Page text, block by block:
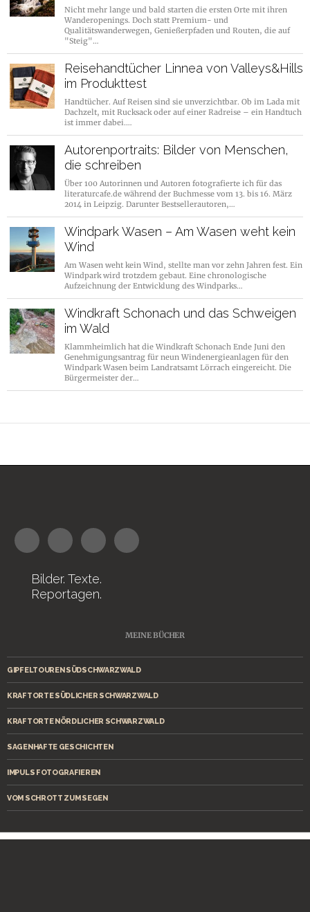
Nicht mehr lange und bald starten die ersten Orte mit ihren
Wanderopenings. Doch statt Premium- und
Qualitätswanderwegen, Genießerpfaden und Routen, die auf
"Steig"…
Reisehandtücher Linnea von Valleys&Hills
im Produkttest
Handtücher. Auf Reisen sind sie unverzichtbar. Ob im Lada mit
Dachzelt, mit Rucksack oder auf einer Radreise – ein Handtuch
ist immer dabei.…
Autorenportraits: Bilder von Menschen,
die schreiben
Über 100 Autorinnen und Autoren fotografierte ich für das
literaturcafe.de während der Buchmesse vom 13. bis 16. März
2014 in Leipzig. Darunter Bestsellerautoren,…
Windpark Wasen – Am Wasen weht kein
Wind
Am Wasen weht kein Wind, stellte man vor zehn Jahren fest. Ein
Windpark wird trotzdem gebaut. Eine chronologische
Aufzeichnung der Entwicklung des Windparks…
Windkraft Schonach und das Schweigen
im Wald
Klammheimlich hat die Windkraft Schonach Ende Juni den
Genehmigungsantrag für neun Windenergieanlagen für den
Windpark Wasen beim Landratsamt Lörrach eingereicht. Die
Bürgermeister der…
Bilder. Texte.
Reportagen.
MEINE BÜCHER
GIPFELTOUREN SÜDSCHWARZWALD
KRAFTORTE SÜDLICHER SCHWARZWALD
KRAFTORTE NÖRDLICHER SCHWARZWALD
SAGENHAFTE GESCHICHTEN
IMPULS FOTOGRAFIEREN
VOM SCHROTT ZUM SEGEN